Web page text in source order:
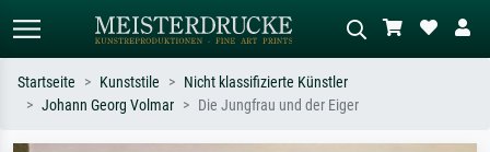
Startseite Kunststile
Nicht klassifizierte Künstler
Johann Georg Volmar
Die Jungfrau und der Eiger